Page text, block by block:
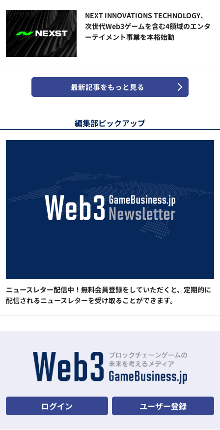
NEXT INNOVATIONS TECHNOLOGY、
次世代Web3ゲームを含む4領域のエンタ
ーテイメント事業を本格始動
最新記事をもっと見る
編集部ピックアップ
ニュースレター配信中！無料会員登録をしていただくと、定期的に
配信されるニュースレターを受け取ることができます。
ログイン ユーザー登録